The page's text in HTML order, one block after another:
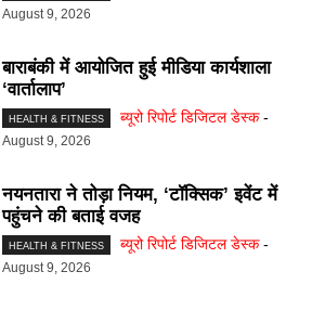
August 9, 2026
बाराबंकी में आयोजित हुई मीडिया कार्यशाला
‘वार्तालाप’
HEALTH & FITNESS ब्यूरो रिपोर्ट डिजिटल डेस्क -
August 9, 2026
नयनतारा ने तोड़ा नियम, ‘टॉक्सिक’ इवेंट में
पहुंचने की बताई वजह
HEALTH & FITNESS ब्यूरो रिपोर्ट डिजिटल डेस्क -
August 9, 2026